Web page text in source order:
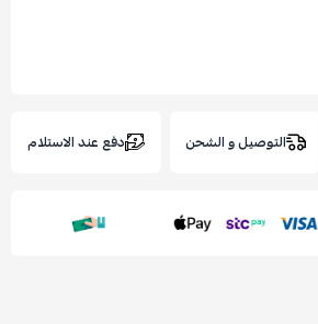
التوصيل و الشحن دفع عند الاستلام